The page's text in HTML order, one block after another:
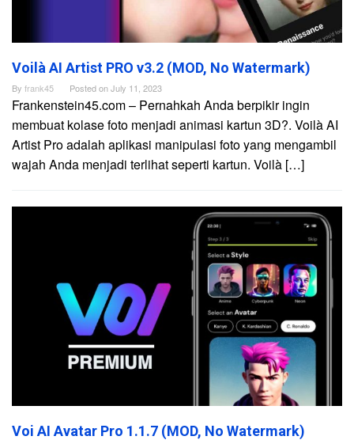
Voilà AI Artist PRO v3.2 (MOD, No Watermark)
By frank45 Posted onJuly 11, 2023
Frankenstein45.com – Pernahkah Anda berpikir ingin
membuat kolase foto menjadi animasi kartun 3D?. Voilà AI
Artist Pro adalah aplikasi manipulasi foto yang mengambil
wajah Anda menjadi terlihat seperti kartun. Voilà […]
Voi AI Avatar Pro 1.1.7 (MOD, No Watermark)